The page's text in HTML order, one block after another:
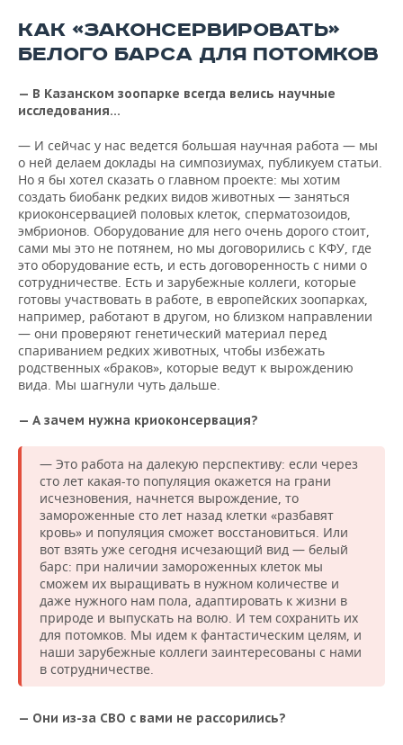
КАК «ЗАКОНСЕРВИРОВАТЬ»
БЕЛОГО БАРСА ДЛЯ ПОТОМКОВ
— В Казанском зоопарке всегда велись научные
исследования…
— И сейчас у нас ведется большая научная работа — мы
о ней делаем доклады на симпозиумах, публикуем статьи.
Но я бы хотел сказать о главном проекте: мы хотим
создать биобанк редких видов животных — заняться
криоконсервацией половых клеток, сперматозоидов,
эмбрионов. Оборудование для него очень дорого стоит,
сами мы это не потянем, но мы договорились с КФУ, где
это оборудование есть, и есть договоренность с ними о
сотрудничестве. Есть и зарубежные коллеги, которые
готовы участвовать в работе, в европейских зоопарках,
например, работают в другом, но близком направлении
— они проверяют генетический материал перед
спариванием редких животных, чтобы избежать
родственных «браков», которые ведут к вырождению
вида. Мы шагнули чуть дальше.
— А зачем нужна криоконсервация?
— Это работа на далекую перспективу: если через
сто лет какая-то популяция окажется на грани
исчезновения, начнется вырождение, то
замороженные сто лет назад клетки «разбавят
кровь» и популяция сможет восстановиться. Или
вот взять уже сегодня исчезающий вид — белый
барс: при наличии замороженных клеток мы
сможем их выращивать в нужном количестве и
даже нужного нам пола, адаптировать к жизни в
природе и выпускать на волю. И тем сохранить их
для потомков. Мы идем к фантастическим целям, и
наши зарубежные коллеги заинтересованы с нами
в сотрудничестве.
— Они из-за СВО с вами не рассорились?